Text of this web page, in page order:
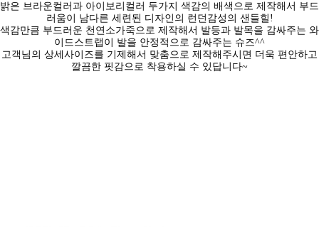
밝은 브라운컬러과 아이보리컬러 두가지 색감의 배색으로 제작해서 부드
러움이 남다른 세련된 디자인의 런던감성의 샌들힐!
색감만큼 부드러운 천연소가죽으로 제작해서 발등과 발목을 감싸주는 와
이드스트랩이 발을 안정적으로 감싸주는 슈즈^^
고객님의 상세사이즈를 기제해서 맞춤으로 제작해주시면 더욱 편안하고
깔끔한 핏감으로 착용하실 수 있답니다~